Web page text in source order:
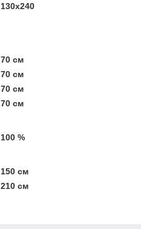
130х240
70 см
70 см
70 см
70 см
100 %
150 см
210 см